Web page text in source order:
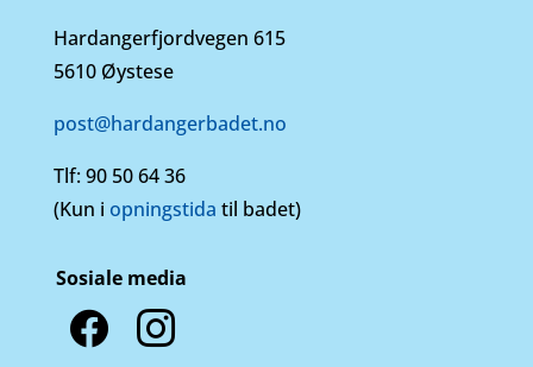
Hardangerfjordvegen 615
5610 Øystese
post@hardangerbadet.no
Tlf:90 50 64 36
(Kun i opningstida til badet)
Sosiale media
facebookinstagram